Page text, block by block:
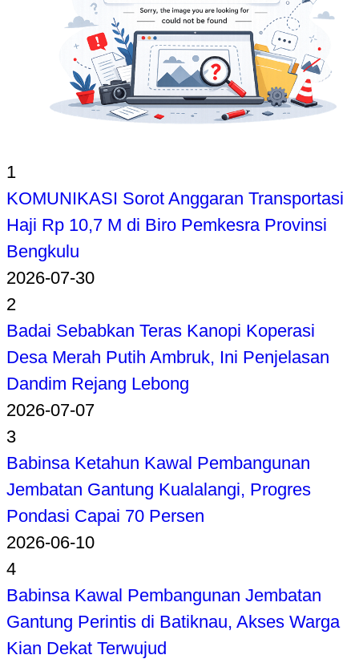
1
KOMUNIKASI Sorot Anggaran Transportasi
Haji Rp 10,7 M di Biro Pemkesra Provinsi
Bengkulu
2026-07-30
2
Badai Sebabkan Teras Kanopi Koperasi
Desa Merah Putih Ambruk, Ini Penjelasan
Dandim Rejang Lebong
2026-07-07
3
Babinsa Ketahun Kawal Pembangunan
Jembatan Gantung Kualalangi, Progres
Pondasi Capai 70 Persen
2026-06-10
4
Babinsa Kawal Pembangunan Jembatan
Gantung Perintis di Batiknau, Akses Warga
Kian Dekat Terwujud